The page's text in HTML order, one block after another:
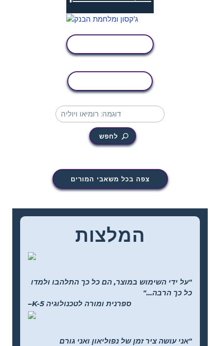
לחפש
צפה בכל משאבי המורים
המלצות
"על ידי השימוש במוצר, הם כל כך התלהבו ולמדו
כל כך הרבה..."
–K-5 ספרנית ומורה לטכנולוגיה
"אני עושה ציר זמן של נפוליאון ואני גורם